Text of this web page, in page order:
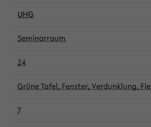
UHG
Seminarraum
24
Grüne Tafel, Fenster, Verdunklung,
7